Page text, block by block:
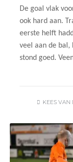
De goal vlak
ook hard aan.
eerste helft
veel aan de bal,
stond goed.
KEES VAN